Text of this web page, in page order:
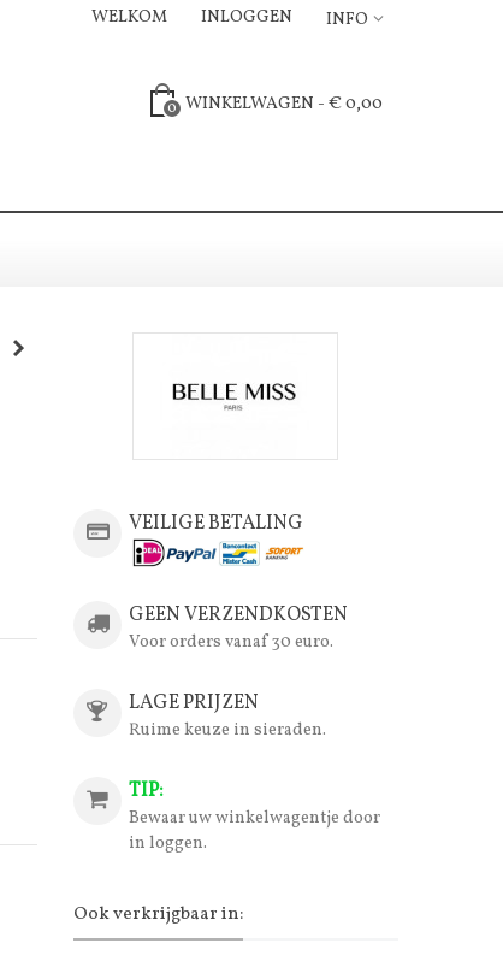
INFO
INLOGGEN
WELKOM
0 WINKELWAGEN - € 0,00
VEILIGE BETALING
GEEN VERZENDKOSTEN
Voor orders vanaf 30 euro.
LAGE PRIJZEN
Ruime keuze in sieraden.
TIP:
Bewaar uw winkelwagentje door
in loggen.
Ook verkrijgbaar in: